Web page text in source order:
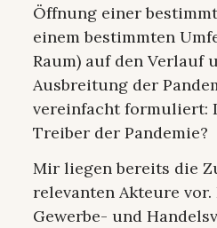
Öffnung einer
einem bestimmten
Raum) auf den Verlauf
Ausbreitung der
vereinfacht formuliert:
Treiber der Pandemie?
Mir liegen bereits die
relevanten Akteure
Gewerbe- und